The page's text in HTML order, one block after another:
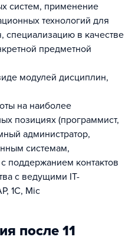
систем, применение
технологий для
специализацию в качестве
предметной
модулей дисциплин,
на наиболее
позициях (программист,
администратор,
системам,
поддержанием контактов
с ведущими IT-
1С, Mic
после 11